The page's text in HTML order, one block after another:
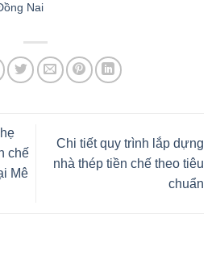
Nai
chế
Mê
Chi tiết quy trình lắp dựng
nhà thép tiền chế theo tiêu
chuẩn